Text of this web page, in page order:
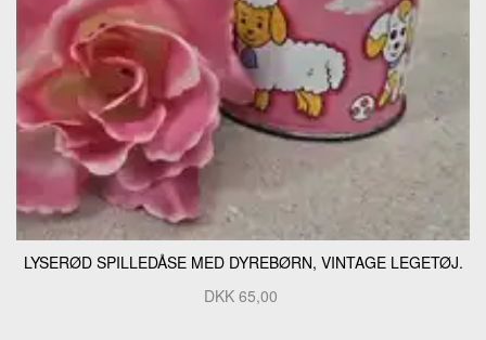
LYSERØD SPILLEDÅSE MED DYREBØRN, VINTAGE LEGETØJ.
DKK 65,00